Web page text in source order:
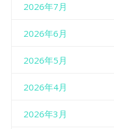
2026年7月
2026年6月
2026年5月
2026年4月
2026年3月